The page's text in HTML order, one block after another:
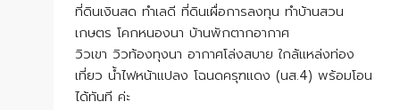
ที่ดินเงินสด ทำเลดี ที่ดินเผื่อการลงทุน ทำบ้านสวน
เกษตร โคกหนองนา บ้านพักตากอากาศ
วิวเขา วิวท้องทุงนา อากาศโล่งสบาย ใกล้แหล่งท่อง
เที่ยว น้ำไฟหน้าแปลง โฉนดครุฑแดง (นส.4) พร้อมโอน
ได้ทันที ค่ะ